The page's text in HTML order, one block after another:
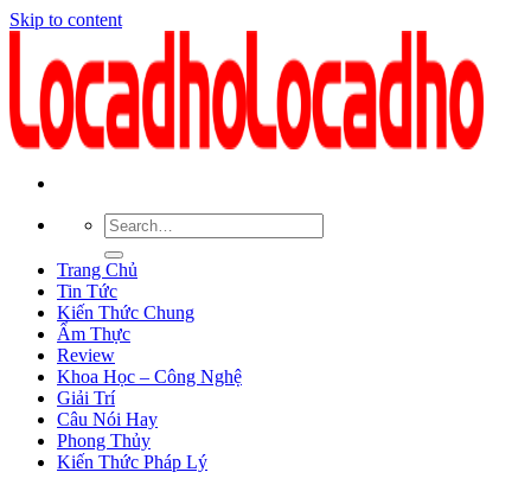
Skip to content
Trang Chủ
Tin Tức
Kiến Thức Chung
Ẩm Thực
Review
Khoa Học – Công Nghệ
Giải Trí
Câu Nói Hay
Phong Thủy
Kiến Thức Pháp Lý